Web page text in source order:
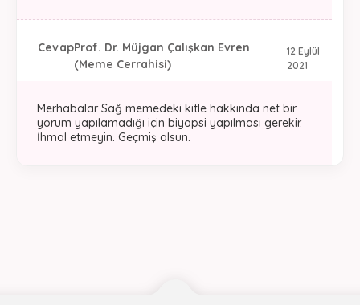
12 Eylül
2021
CevapProf. Dr. Müjgan Çalışkan Evren
(Meme Cerrahisi)
Merhabalar Sağ memedeki kitle hakkında net bir
yorum yapılamadığı için biyopsi yapılması gerekir.
İhmal etmeyin. Geçmiş olsun.